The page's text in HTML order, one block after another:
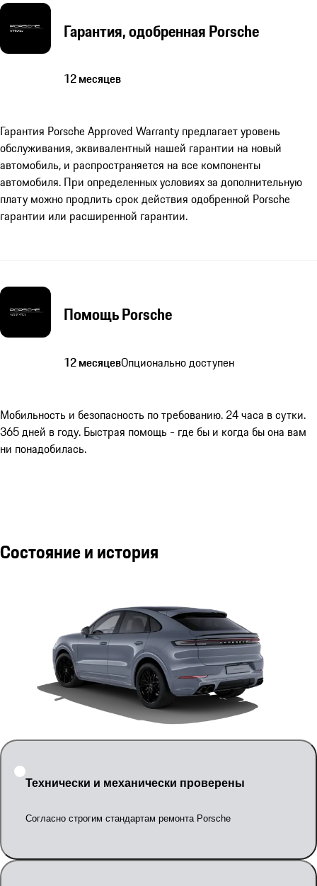
Гарантия, одобренная Porsche
12 месяцев
Гарантия Porsche Approved Warranty предлагает уровень
обслуживания, эквивалентный нашей гарантии на новый
автомобиль, и распространяется на все компоненты
автомобиля. При определенных условиях за дополнительную
плату можно продлить срок действия одобренной Porsche
гарантии или расширенной гарантии.
Помощь Porsche
12 месяцевОпционально доступен
Мобильность и безопасность по требованию. 24 часа в сутки.
365 дней в году. Быстрая помощь - где бы и когда бы она вам
ни понадобилась.
Состояние и история
Технически и механически проверены
Согласно строгим стандартам ремонта Porsche